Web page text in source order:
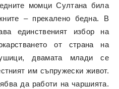
момци Султана била
– прекалено бедна. В
единственият избор на
от страна на
двамата млади се
им съпружески живот.
да работи на чаршията.